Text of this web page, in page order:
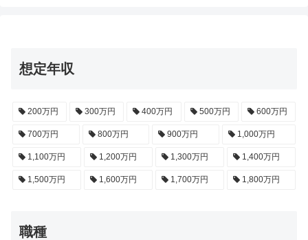
想定年収
200万円 300万円 400万円 500万円 600万円
700万円 800万円 900万円 1,000万円
1,100万円 1,200万円 1,300万円 1,400万円
1,500万円 1,600万円 1,700万円 1,800万円
職種